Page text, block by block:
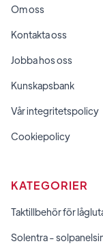
Om oss
Kontakta oss
Jobba hos oss
Kunskapsbank
Vår integritetspolicy
Cookiepolicy
KATEGORIER
Taktillbehör för
Solentra -